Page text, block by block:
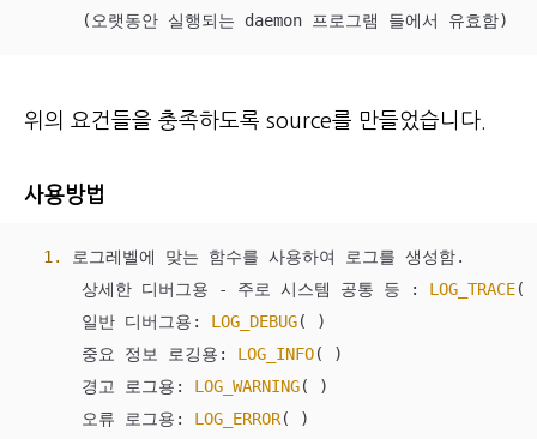
      (오랫동안 실행되는 daemon 프로그램 들에서 유효함)
위의 요건들을 충족하도록 source를 만들었습니다.
사용방법
1.
로그레벨에 맞는 함수를 사용하여 로그를 생성함.
      상세한 디버그용 - 주로 시스템 공통 등 :
LOG_TRACE(
      일반 디버그용:
LOG_DEBUG( )
      중요 정보 로깅용:
LOG_INFO( )
      경고 로그용:
LOG_WARNING( )
      오류 로그용:
LOG_ERROR( )